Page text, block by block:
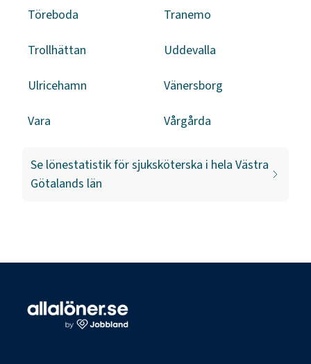
Töreboda Tranemo
Trollhättan Uddevalla
Ulricehamn Vänersborg
Vara Vårgårda
Se lönestatistik försjuksköterska i hela Västra
Götalands län